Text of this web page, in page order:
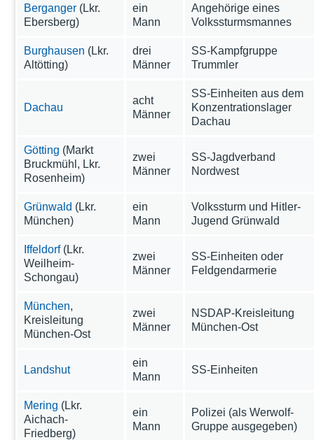
Berganger (Lkr.
Ebersberg)
ein
Mann
Angehörige eines
Volkssturmsmannes
Burghausen (Lkr.
Altötting)
drei
Männer
SS-Kampfgruppe
Trummler
Dachau
acht
Männer
SS-Einheiten aus dem
Konzentrationslager
Dachau
Götting (Markt
Bruckmühl, Lkr.
Rosenheim)
zwei
Männer
SS-Jagdverband
Nordwest
Grünwald (Lkr.
München)
ein
Mann
Volkssturm und Hitler-
Jugend Grünwald
Iffeldorf(Lkr.
Weilheim-
Schongau)
zwei
Männer
SS-Einheiten oder
Feldgendarmerie
München,
Kreisleitung
München-Ost
zwei
Männer
NSDAP-Kreisleitung
München-Ost
Landshut
ein
Mann
SS-Einheiten
Mering (Lkr.
Aichach-
Friedberg)
ein
Mann
Polizei (als Werwolf-
Gruppe ausgegeben)